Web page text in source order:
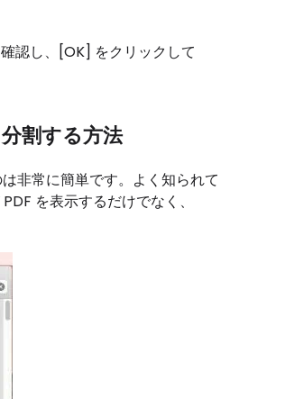
認し、[OK] をクリックして
割する方法
非常に簡単です。よく知られて
を表示するだけでなく、